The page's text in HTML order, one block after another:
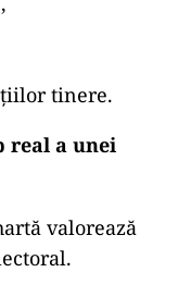
tinere.
real a unei
valorează